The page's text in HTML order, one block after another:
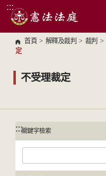
跳到主要內容區塊
:::
首頁 > 解釋及裁判 > 裁判 >
定
不受理裁定
:::
:::關鍵字檢索